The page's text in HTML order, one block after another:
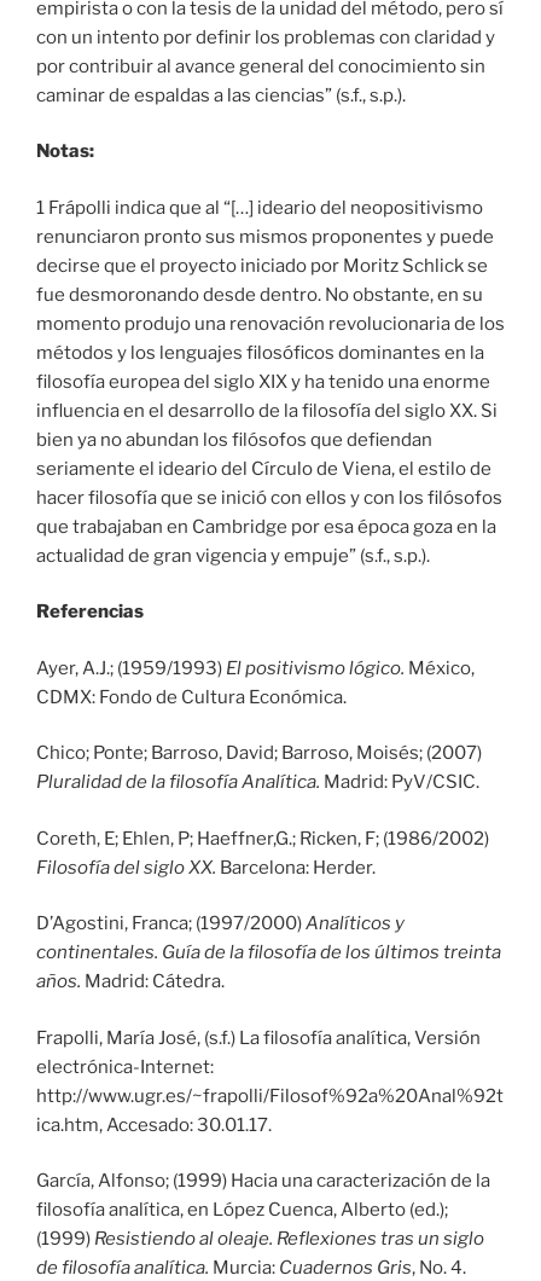
empirista o con la tesis de la unidad del método, pero sí
con un intento por definir los problemas con claridad y
por contribuir al avance general del conocimiento sin
caminar de espaldas a las ciencias” (s.f., s.p.).
Notas:
1 Frápolli indica que al “[…] ideario del neopositivismo
renunciaron pronto sus mismos proponentes y puede
decirse que el proyecto iniciado por Moritz Schlick se
fue desmoronando desde dentro. No obstante, en su
momento produjo una renovación revolucionaria de los
métodos y los lenguajes filosóficos dominantes en la
filosofía europea del siglo XIX y ha tenido una enorme
influencia en el desarrollo de la filosofía del siglo XX. Si
bien ya no abundan los filósofos que defiendan
seriamente el ideario del Círculo de Viena, el estilo de
hacer filosofía que se inició con ellos y con los filósofos
que trabajaban en Cambridge por esa época goza en la
actualidad de gran vigencia y empuje” (s.f., s.p.).
Referencias
Ayer, A.J.; (1959/1993) El positivismo lógico. México,
CDMX: Fondo de Cultura Económica.
Chico; Ponte; Barroso, David; Barroso, Moisés; (2007)
Pluralidad de la filosofía Analítica. Madrid: PyV/CSIC.
Coreth, E; Ehlen, P; Haeffner,G.; Ricken, F; (1986/2002)
Filosofía del siglo XX. Barcelona: Herder.
D’Agostini, Franca; (1997/2000)Analíticos y
continentales. Guía de la filosofía de los últimos treinta
años. Madrid: Cátedra.
Frapolli, María José, (s.f.) La filosofía analítica, Versión
electrónica-Internet:
http://www.ugr.es/~frapolli/Filosof%92a%20Anal%92t
ica.htm, Accesado: 30.01.17.
García, Alfonso; (1999) Hacia una caracterización de la
filosofía analítica, en López Cuenca, Alberto (ed.);
(1999) Resistiendo al oleaje. Reflexiones tras un siglo
de filosofía analítica. Murcia: Cuadernos Gris, No. 4.